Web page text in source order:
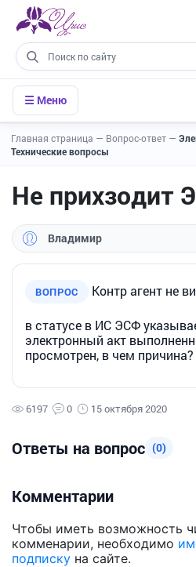
☰ Меню
Главная страница — Вопрос-ответ —
Технические вопросы
Не прихзодит
Владимир
ВОПРОС Контр агент не
в статусе в ИС ЭСФ
электронный акт
просмотрен, в чем причина?
6197 0 15 октября 2020
Ответы на вопрос (0)
Комментарии
Чтобы иметь возможность
комменарии, необходимо
подписку на сайте.